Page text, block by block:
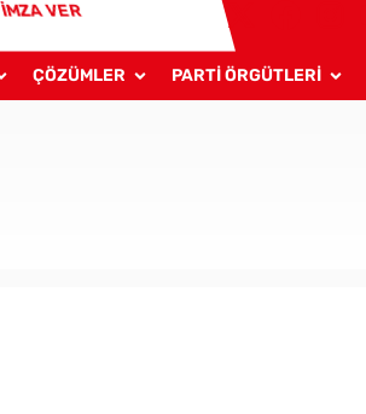
İMZA VER
ÇÖZÜMLER PARTİ ÖRGÜTLERİ